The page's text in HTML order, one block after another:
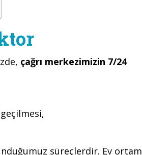
çağrı merkezimizin 7/24
süreçlerdir. Ev